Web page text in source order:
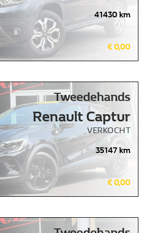
41430 km
€ 0,00
Tweedehands
Renault Captur
VERKOCHT
35147 km
€ 0,00